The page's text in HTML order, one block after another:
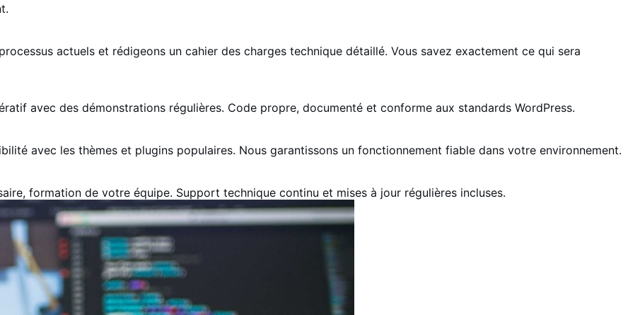
actuels et rédigeons un cahier des charges technique détaillé. Vous savez exactement ce qui sera
avec des démonstrations régulières. Code propre, documenté et conforme aux standards WordPress.
avec les thèmes et plugins populaires. Nous garantissons un fonctionnement fiable dans votre environnement.
formation de votre équipe. Support technique continu et mises à jour régulières incluses.